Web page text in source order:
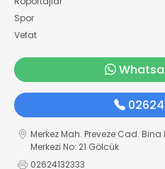
Spor
Vefat
Merkez Mah. Preveze Cad.
Merkezi No: 21 Gölcük
02624132333